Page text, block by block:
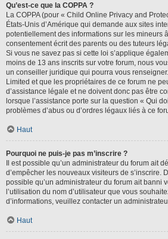
Qu’est-ce que la COPPA ?
La COPPA (pour « Child Online Privacy and
États-Unis d’Amérique qui demande aux sites
potentiellement des informations sur les mineurs
consentement écrit des parents ou des tuteurs
Si vous ne savez pas si cette loi s’applique
moins de 13 ans inscrits sur votre forum, nous
un conseiller juridique qui pourra vous
Limited et que les propriétaires de ce forum ne
d’assistance légale et ne doivent donc pas être
lorsque l’assistance porte sur la question « Qui
problèmes d’abus ou d’ordres légaux liés à ce
Haut
Pourquoi ne puis-je pas m’inscrire ?
Il est possible qu’un administrateur du forum ait
d’empêcher les nouveaux visiteurs de s’inscrire.
possible qu’un administrateur du forum ait banni
l’utilisation du nom d’utilisateur que vous
d’informations, veuillez contacter un
Haut